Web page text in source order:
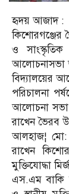
হৃদয় আজাদ :
কিশোরগঞ্জের
ও সাংস্কৃতিক
আলোচনাসভা
বিদ্যালয়ের
পরিচালনা
আলোচনা সভা
রাখেন ভৈরব
আলহাজ¦ মো:
রাখেন
মুক্তিযোদ্ধা
এস.এম বাকি